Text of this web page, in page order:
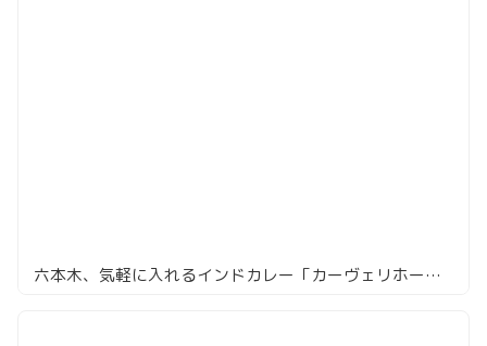
六本木、気軽に入れるインドカレー「カーヴェリホームキッチン」